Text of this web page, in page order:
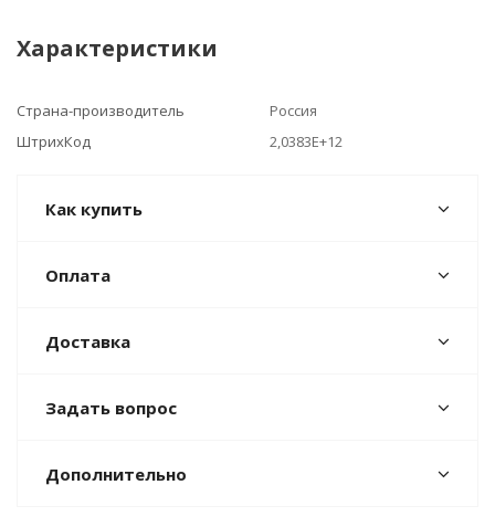
Характеристики
Страна-производитель
Россия
ШтрихКод
2,0383E+12
Как купить
Оплата
Доставка
Задать вопрос
Дополнительно